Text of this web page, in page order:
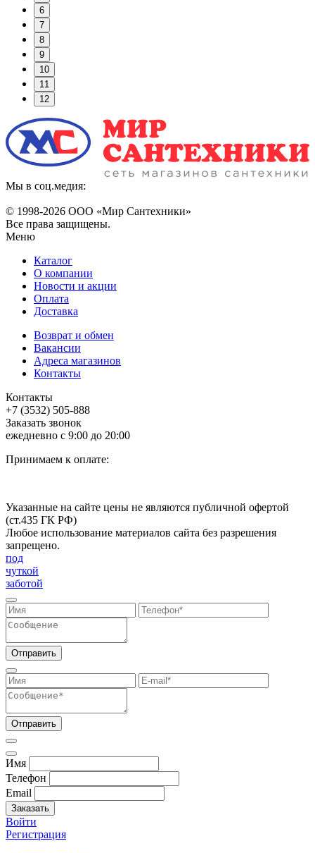
6
7
8
9
10
11
12
Мы в соц.медия:
© 1998-2026 ООО «Мир Сантехники»
Все права защищены.
Меню
Каталог
О компании
Новости и акции
Оплата
Доставка
Возврат и обмен
Вакансии
Адреса магазинов
Контакты
Контакты
+7 (3532) 505-888
Заказать звонок
ежедневно с 9:00 до 20:00
Принимаем к оплате:
Указанные на сайте цены не являются публичной офертой
(ст.435 ГК РФ)
Любое использование материалов сайта без разрешения
запрещено.
под
чуткой
заботой
Отправить
Отправить
Имя
Телефон
Email
Заказать
Войти
Регистрация